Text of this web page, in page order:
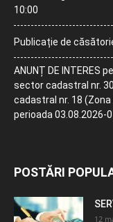
10:00
Publicație de
ANUNȚ DE INTERES
sector cadastral nr.
cadastral nr. 18
perioada 03.08.2026-
POSTĂRI
12